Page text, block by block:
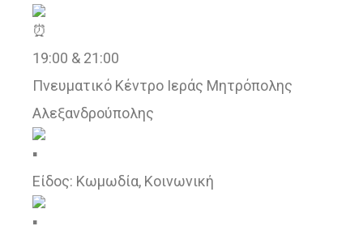
19:00 & 21:00
Πνευματικό Κέντρο Ιεράς Μητρόπολης
Αλεξανδρούπολης
Είδος: Κωμωδία, Κοινωνική